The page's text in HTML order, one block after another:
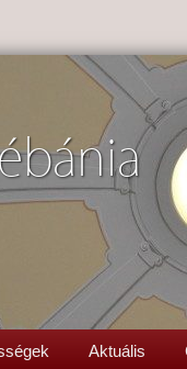
Aktuális